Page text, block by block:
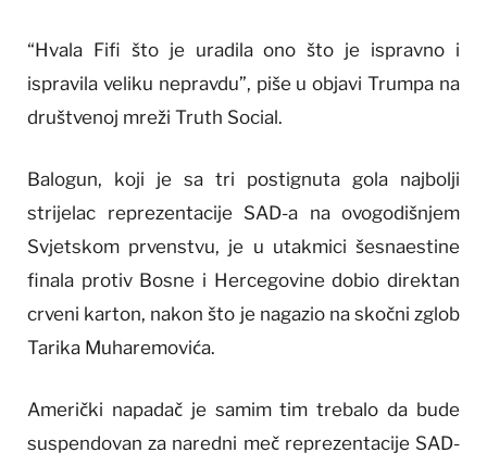
“Hvala Fifi što je uradila ono što je ispravno i
ispravila veliku nepravdu”, piše u objavi Trumpa na
društvenoj mreži Truth Social.
Balogun, koji je sa tri postignuta gola najbolji
strijelac reprezentacije SAD-a na ovogodišnjem
Svjetskom prvenstvu, je u utakmici šesnaestine
finala protiv Bosne i Hercegovine dobio direktan
crveni karton, nakon što je nagazio na skočni zglob
Tarika Muharemovića.
Američki napadač je samim tim trebalo da bude
suspendovan za naredni meč reprezentacije SAD-